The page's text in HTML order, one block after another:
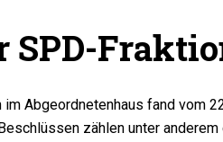
SPD-
Abgeordnetenhaus fand vom
zählen unter